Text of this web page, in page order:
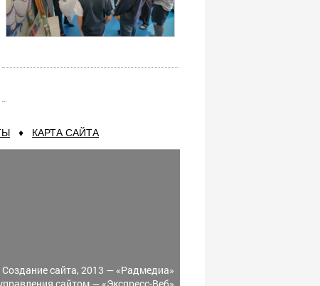
♦ КАРТА САЙТА
Создание сайта, 2013 — «Радмедиа»